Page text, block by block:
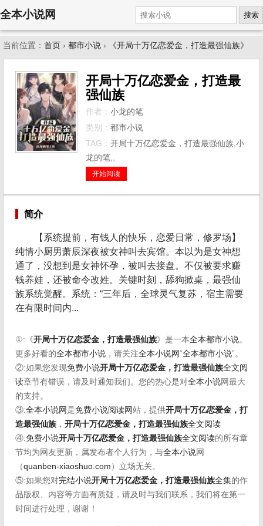
全本小说网 搜索
当前位置： 首页 › 都市小说 › 《开局十万亿恋爱金，打造最强仙族》
开局十万亿恋爱金，打造最
强仙族
作者： 小龙的笔
类别： 都市小说
TAG： 开局十万亿恋爱金，打造最强仙族,小
龙的笔,,
开始阅读
简介
【系统提前，有钱人的快乐，恋爱日常，修罗场】
纯情小厨男萧辰深夜被女神叫去宾馆。本以为是女神想
通了，没想到是女神怀孕，被叫去接盘。不仅被要求赚
钱养娃，还被命令改姓。关键时刻，舔狗掀桌，最强仙
族系统觉醒。系统：“三年后，全球灵气复苏，宿主需要
在有限时间内...
①:《开局十万亿恋爱金，打造最强仙族》是一本全本都市小说。
更多好看的全本都市小说 ，请关注全本小说网“全本都市小说”。
②:如果您发现免费小说开局十万亿恋爱金，打造最强仙族全文阅
读章节有错误，请及时通知我们。您的热心是对全本小说网最大
的支持。
③:全本小说网是免费小说阅读网站，提供开局十万亿恋爱金，打
造最强仙族 ， 开局十万亿恋爱金，打造最强仙族全文阅读
④:免费小说开局十万亿恋爱金，打造最强仙族全文阅读的所有章
节均为网友更新，属发布者个人行为，与全本小说网
（quanben-xiaoshuo.com ）立场无关。
⑤:如果您对完结小说开局十万亿恋爱金，打造最强仙族全集的作
品版权、内容等方面有质疑，请及时与我们联系，我们将在第一
时间进行处理，谢谢！